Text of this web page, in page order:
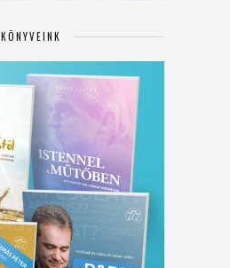
KÖNYVEINK